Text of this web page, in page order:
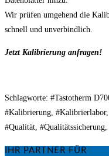
Wir prüfen umgehend die
schnell und unverbindlich.
Jetzt Kalibrierung anfragen!
Schlagworte: #Tastotherm
#Kalibrierung,
#Qualität, #Qualitätssicherung,
IHR PARTNER FÜR